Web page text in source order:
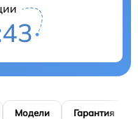
Модели Гарантия